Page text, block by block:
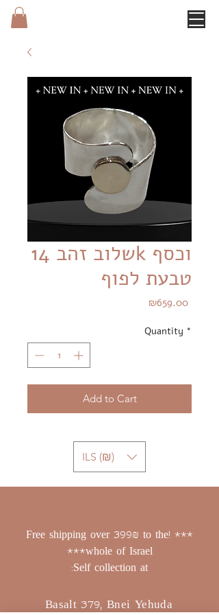
שלוב זהב 14k וכסף
טבעת לפוף
₪659.00Price
Quantity *
Add to Cart
ILS (₪)
*** !Free shipping over 399₪ to the
whole of Israel***
Self collection at:
Basalt 379, Bnei Yehuda